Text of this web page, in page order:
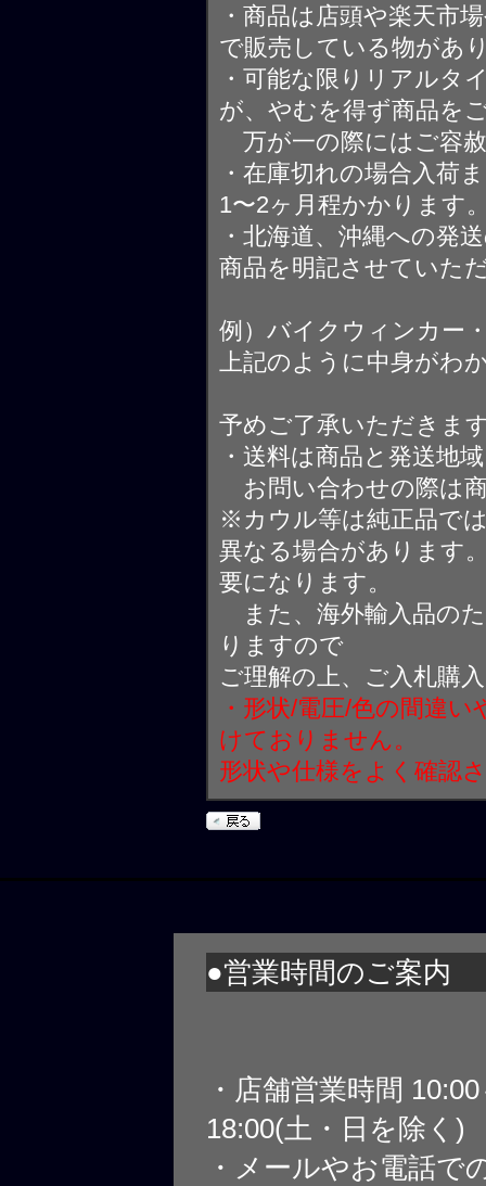
・商品は店頭や楽天市
で販売している物があ
・可能な限りリアルタ
が、やむを得ず商品を
万が一の際にはご容
・在庫切れの場合入荷
1〜2ヶ月程かかります
・北海道、沖縄への発
商品を明記させていた
例）バイクウィンカー
上記のように中身がわ
予めご了承いただきま
・送料は商品と発送地
お問い合わせの際は
※カウル等は純正品で
異なる場合があります
要になります。
また、海外輸入品の
りますので
ご理解の上、ご入札購
・形状/電圧/色の間違
けておりません。
形状や仕様をよく確認
●営業時間のご案内
・店舗営業時間
18:00(土・日を除く)
・メールやお電話で